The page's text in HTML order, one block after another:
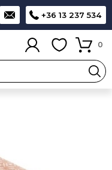
A legjobb design-
+36 13 237 534
0